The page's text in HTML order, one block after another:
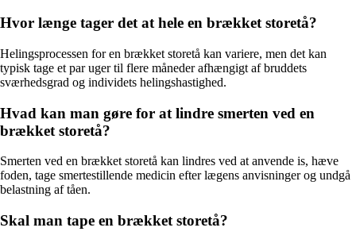
Hvor længe tager det at hele en brækket storetå?
Helingsprocessen for en brækket storetå kan variere, men det kan
typisk tage et par uger til flere måneder afhængigt af bruddets
sværhedsgrad og individets helingshastighed.
Hvad kan man gøre for at lindre smerten ved en
brækket storetå?
Smerten ved en brækket storetå kan lindres ved at anvende is, hæve
foden, tage smertestillende medicin efter lægens anvisninger og undgå
belastning af tåen.
Skal man tape en brækket storetå?